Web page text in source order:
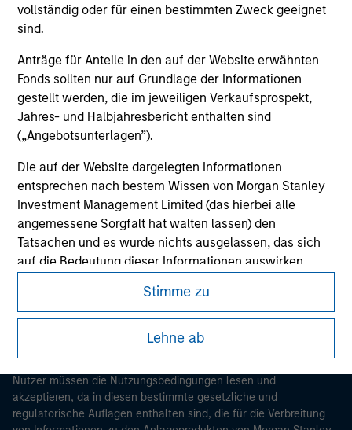
vollständig oder für einen bestimmten Zweck geeignet
sind.
Anträge für Anteile in den auf der Website erwähnten
Fonds sollten nur auf Grundlage der Informationen
gestellt werden, die im jeweiligen Verkaufsprospekt,
Jahres- und Halbjahresbericht enthalten sind
(„Angebotsunterlagen”).
Die auf der Website dargelegten Informationen
entsprechen nach bestem Wissen von Morgan Stanley
Investment Management Limited (das hierbei alle
angemessene Sorgfalt hat walten lassen) den
Tatsachen und es wurde nichts ausgelassen, das sich
auf die Bedeutung dieser Informationen auswirken
seine verbundenen Unternehmen haften jedoch weder
für die Richtigkeit dieser Informationen noch für Fehler
oder Auslassungen durch Dritte.
verhindern, gelten für im Finanzsektor tätige Personen
besondere Verpflichtungen. Vor diesem Hintergrund ist
ein Verfahren zur Identifizierung von Fondszeichnern
Stimme zu
Lehne ab
Morgan Stanley
Morgan Stanley Careers
Nutzer müssen die Nutzungsbedingungen lesen und
akzeptieren, da in diesen bestimmte gesetzliche und
regulatorische Auflagen enthalten sind, die für die Verbreitung